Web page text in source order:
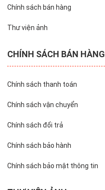
Chính sách bán hàng
Thư viện ảnh
CHÍNH SÁCH BÁN HÀNG
Chính sách thanh toán
Chính sách vận chuyển
Chính sách đổi trả
Chính sách bảo hành
Chính sách bảo mật thông tin